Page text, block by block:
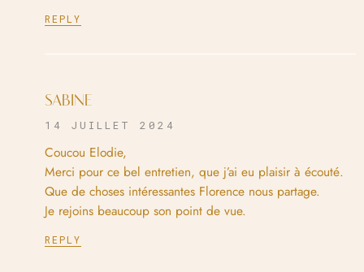
REPLY
SABINE
14 JUILLET 2024
Coucou Elodie,
Merci pour ce bel entretien, que j’ai eu plaisir à écouté.
Que de choses intéressantes Florence nous partage.
Je rejoins beaucoup son point de vue.
REPLY